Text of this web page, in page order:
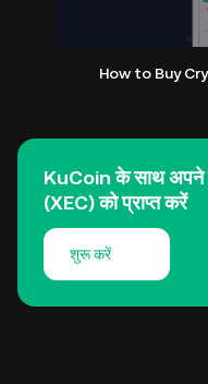
How to Buy
KuCoin के साथ
(XEC) को प्राप्त करें
शुरू करें